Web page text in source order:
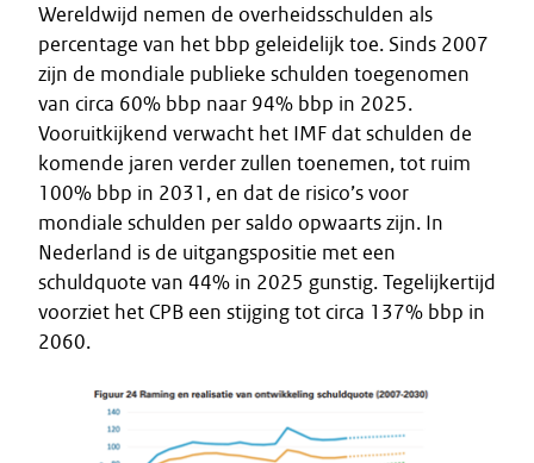
Wereldwijd nemen de overheidsschulden als
percentage van het bbp geleidelijk toe. Sinds 2007
zijn de mondiale publieke schulden toegenomen
van circa 60% bbp naar 94% bbp in 2025.
Vooruitkijkend verwacht het IMF dat schulden de
komende jaren verder zullen toenemen, tot ruim
100% bbp in 2031, en dat de risico’s voor
mondiale schulden per saldo opwaarts zijn. In
Nederland is de uitgangspositie met een
schuldquote van 44% in 2025 gunstig. Tegelijkertijd
voorziet het CPB een stijging tot circa 137% bbp in
2060.